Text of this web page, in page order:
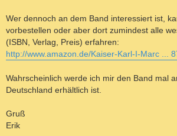
Wer dennoch an dem Band interessiert ist,
vorbestellen oder aber dort zumindest alle
(ISBN, Verlag, Preis) erfahren:
http://www.amazon.de/Kaiser-Karl-I-Marc ...
Wahrscheinlich werde ich mir den Band mal
Deutschland erhältlich ist.
Gruß
Erik